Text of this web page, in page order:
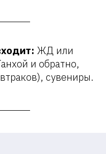
ЖД или
и обратно,
сувениры.